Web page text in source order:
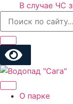
В случае ЧС
О парке